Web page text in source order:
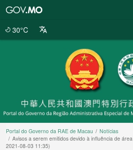
30°C
Portal do Governo da RAE de Macau
Notícias
Avisos a serem emitidos devido à influência de
2021-08-03 11:35)